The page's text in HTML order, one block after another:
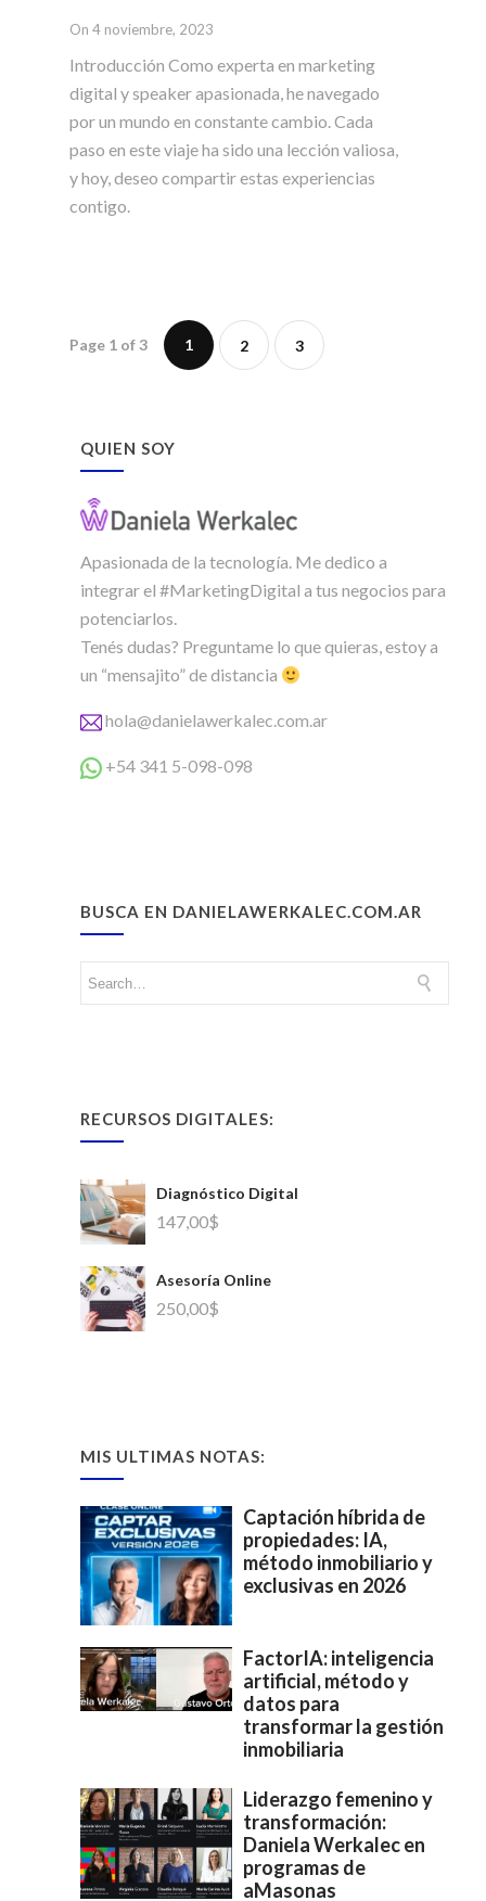
On 4 noviembre, 2023
Introducción Como experta en marketing
digital y speaker apasionada, he navegado
por un mundo en constante cambio. Cada
paso en este viaje ha sido una lección valiosa,
y hoy, deseo compartir estas experiencias
contigo.
Page 1 of 3 1 2 3
QUIEN SOY
Apasionada de la tecnología. Me dedico a
integrar el #MarketingDigital a tus negocios para
potenciarlos.
Tenés dudas? Preguntame lo que quieras, estoy a
un “mensajito” de distancia
hola@danielawerkalec.com.ar
+54 341 5-098-098
BUSCA EN DANIELAWERKALEC.COM.AR
RECURSOS DIGITALES:
Diagnóstico Digital
147,00$
Asesoría Online
250,00$
MIS ULTIMAS NOTAS:
Captación híbrida de
propiedades: IA,
método inmobiliario y
exclusivas en 2026
FactorIA: inteligencia
artificial, método y
datos para
transformar la gestión
inmobiliaria
Liderazgo femenino y
transformación:
Daniela Werkalec en
programas de
aMasonas